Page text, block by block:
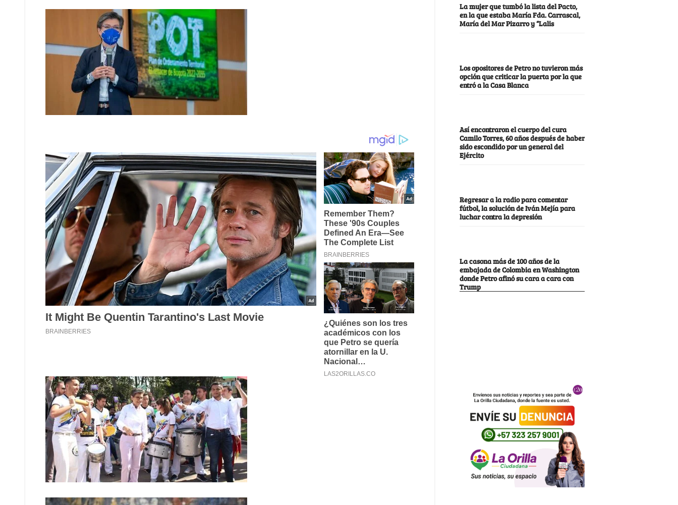
La mujer que tumbó la lista del Pacto,
en la que estaba María Fda. Carrascal,
María del Mar Pizarro y “Lalis
Los opositores de Petro no tuvieron más
opción que criticar la puerta por la que
entró a la Casa Blanca
Así encontraron el cuerpo del cura
Camilo Torres, 60 años después de haber
sido escondido por un general del
Ejército
Regresar a la radio para comentar
fútbol, la solución de Iván Mejía para
luchar contra la depresión
La casona más de 100 años de la
embajada de Colombia en Washington
donde Petro afinó su cara a cara con
Trump